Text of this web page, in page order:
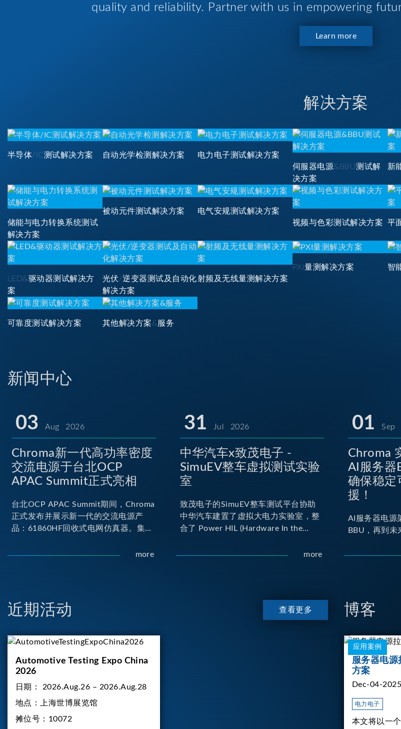
quality and reliability. Partner with us in empowering
Learn more
解决方案
半导体/IC测试解决方案 自动光学检测解决方案
电力电子测试解决方案
伺服器电源&BBU测试解
决方案
新
储能与电力转换系统测试
解决方案
被动元件测试解决方案
电气安规测试解决方案
视频与色彩测试解决方案
平
LED&驱动器测试解决方
案
光伏/逆变器测试及自动化
解决方案
射频及无线量测解决方案
PXI量测解决方案
智
可靠度测试解决方案 其他解决方案&服务
新闻中心
03 Aug 2026
Chroma新一代高功率密度
交流电源于台北OCP
APAC Summit正式亮相
台北OCP APAC Summit期间，Chroma
正式发布并展示新一代的交流电源产
品：61860HF回收式电网仿真器。集合
散热技术，实现5U高度具备最大60kVA
more
31 Jul 2026
中华汽车x致茂电子 -
SimuEV整车虚拟测试实验
室
致茂电子的SimuEV整车测试平台协助
中华汽车建置了虚拟大电力实验室，整
合了 Power HIL (Hardware In the
more
01 Sep
Chroma
AI服务器
确保稳定
援！
AI服务器电源
BBU，再到未
近期活动 查看更多
Automotive Testing Expo China
2026
日期：
2026.Aug.26 – 2026.Aug.28
地点：
上海世博展览馆
摊位号： 10072
博客
应用案例
服务器电源
方案
Dec-04-2025
电力电子
本文将以一